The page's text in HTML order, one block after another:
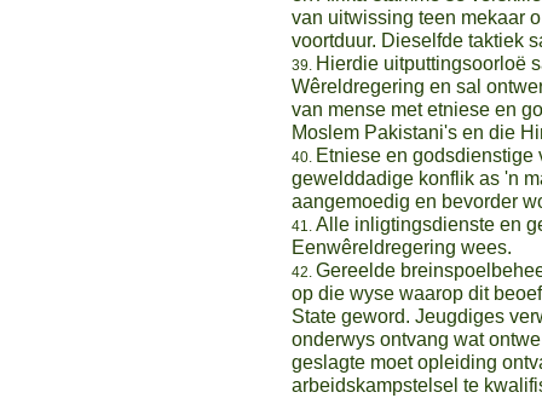
van uitwissing teen mekaar
voortduur. Dieselfde taktiek
Hierdie uitputtingsoorloë
Wêreldregering en sal
van mense met etniese en
Moslem Pakistani's en die
Etniese en godsdienstige
gewelddadige konflik as 'n
aangemoedig en bevorder
Alle inligtingsdienste en
Eenwêreldregering wees.
Gereelde
op die wyse waarop dit
State geword. Jeugdiges
onderwys ontvang wat
geslagte moet opleiding
arbeidskampstelsel te